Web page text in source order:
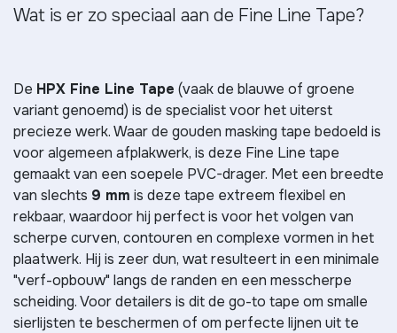
Wat is er zo speciaal aan de Fine Line Tape?
De HPX Fine Line Tape (vaak de blauwe of groene
variant genoemd) is de specialist voor het uiterst
precieze werk. Waar de gouden masking tape bedoeld is
voor algemeen afplakwerk, is deze Fine Line tape
gemaakt van een soepele PVC-drager. Met een breedte
van slechts 9 mm is deze tape extreem flexibel en
rekbaar, waardoor hij perfect is voor het volgen van
scherpe curven, contouren en complexe vormen in het
plaatwerk. Hij is zeer dun, wat resulteert in een minimale
"verf-opbouw" langs de randen en een messcherpe
scheiding. Voor detailers is dit de go-to tape om smalle
sierlijsten te beschermen of om perfecte lijnen uit te